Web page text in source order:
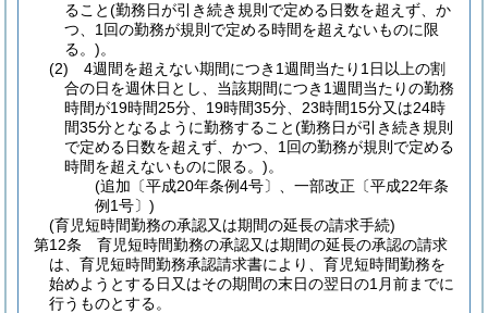
ること(勤務日が引き続き規則で定める日数を超えず、か
つ、1回の勤務が規則で定める時間を超えないものに限
る。)。
(2)
4週間を超えない期間につき1週間当たり1日以上の割
合の日を週休日とし、当該期間につき1週間当たりの勤務
時間が19時間25分、19時間35分、23時間15分又は24時
間35分となるように勤務すること(勤務日が引き続き規則
で定める日数を超えず、かつ、1回の勤務が規則で定める
時間を超えないものに限る。)。
(追加〔平成20年条例4号〕、一部改正〔平成22年条
例1号〕)
(育児短時間勤務の承認又は期間の延長の請求手続)
第12条
育児短時間勤務の承認又は期間の延長の承認の請求
は、育児短時間勤務承認請求書により、育児短時間勤務を
始めようとする日又はその期間の末日の翌日の1月前までに
行うものとする。